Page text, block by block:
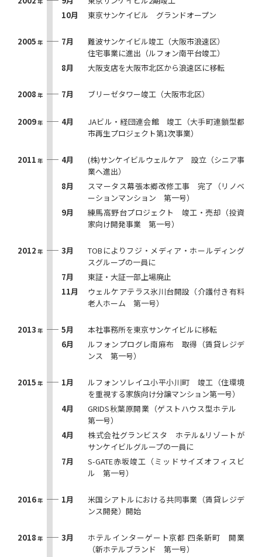
10月
東京サンケイビル グランドオープン
2005 年 7月
難波サンケイビル竣工（大阪市浪速区）
住宅事業に進出（ルフォン南平台竣工）
8月
大阪支店を大阪市北区から浪速区に移転
2008 年 7月 ブリーゼタワー竣工（大阪市北区）
2009年 4月
JAビル・経団連会館 竣工（大手町連鎖型都
市再生プロジェクト第1次事業）
2011 年 4月
(株)サンケイビルウェルケア 設立（シニア事
業へ進出）
8月
スマータス幕張本郷改修工事 完了（リノベ
ーションマンション 第一号）
9月
練馬高野台プロジェクト 竣工・売却（投資
家向け開発事業 第一号）
2012 年 3月
TOBによりフジ・メディア・ホールディング
スグループの一員に
7月
東証・大証一部上場廃止
11月
ウェルケアテラス氷川台開設（介護付き有料
老人ホーム 第一号）
2013 年 5月
本社事務所を東京サンケイビルに移転
6月
ルフォンプログレ南麻布 取得（賃貸レジデ
ンス 第一号）
2015 年 1月
ルフォンソレイユ小平小川町 竣工（住環境
を重視する家族向け分譲マンション第一号）
4月
GRIDS秋葉原開業（ゲストハウス型ホテル
第一号）
4月
株式会社グランビスタ ホテル&リゾートが
サンケイビルグループの一員に
7月
S-GATE赤坂竣工（ミッドサイズオフィスビ
ル 第一号）
2016年 1月
米国シアトルにおける共同事業（賃貸レジデ
ンス開発）開始
2018 年 3月
ホテルインターゲート京都 四条新町 開業
（新ホテルブランド 第一号）